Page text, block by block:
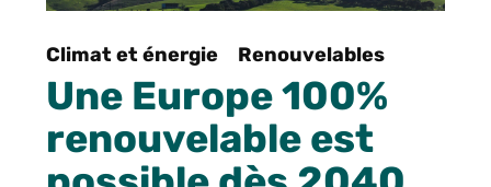
Climat et énergie Renouvelables
Une Europe 100%
renouvelable est